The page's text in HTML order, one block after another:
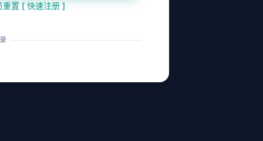
重置 [ 快速注册]